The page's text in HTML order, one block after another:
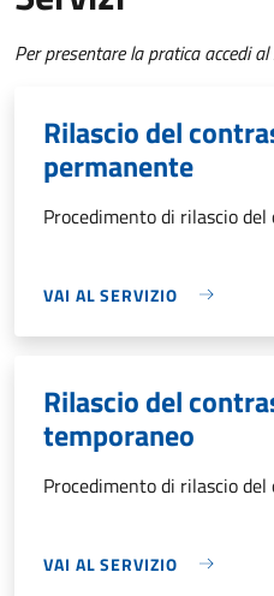
Per presentare la pratica accedi
Rilascio del
permanente
Procedimento di rilascio
VAI AL SERVIZIO
Rilascio del
temporaneo
Procedimento di rilascio
VAI AL SERVIZIO